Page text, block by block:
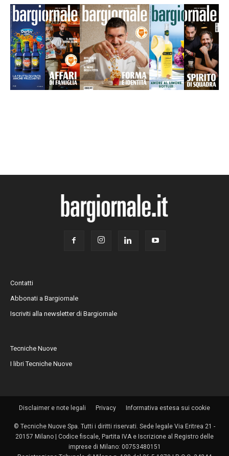
Contatti
Abbonati a Bargiornale
Iscriviti alla newsletter di Bargiornale
Tecniche Nuove
I libri Tecniche Nuove
Disclaimer e note legali Privacy Informativa estesa sui cookie
© Tecniche Nuove Spa. Tutti i diritti riservati. Sede legale Via Eritrea 21 -
20157 Milano | Codice fiscale, Partita IVA e Iscrizione al Registro delle
imprese di Milano: 00753480151